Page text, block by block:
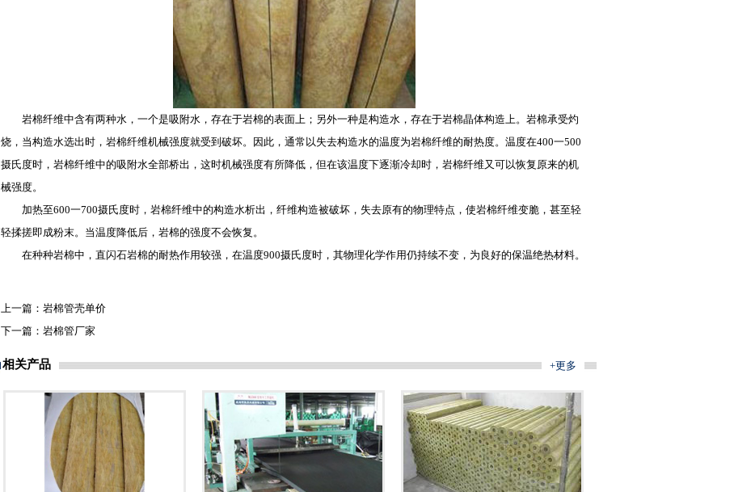
岩棉纤维中含有两种水，一个是吸附水，存在于岩棉的表面上；另外一种是构造水，存在于岩棉晶体构造上。岩棉承受灼
烧，当构造水选出时，岩棉纤维机械强度就受到破坏。因此，通常以失去构造水的温度为岩棉纤维的耐热度。温度在400一500
摄氏度时，岩棉纤维中的吸附水全部桥出，这时机械强度有所降低，但在该温度下逐渐冷却时，岩棉纤维又可以恢复原来的机
械强度。
加热至600一700摄氏度时，岩棉纤维中的构造水析出，纤维构造被破坏，失去原有的物理特点，使岩棉纤维变脆，甚至轻
轻揉搓即成粉末。当温度降低后，岩棉的强度不会恢复。
在种种岩棉中，直闪石岩棉的耐热作用较强，在温度900摄氏度时，其物理化学作用仍持续不变，为良好的保温绝热材料。
上一篇： 岩棉管壳单价
下一篇： 岩棉管厂家
相关产品 +更多